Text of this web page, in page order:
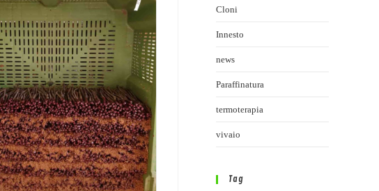
Cloni
Innesto
news
Paraffinatura
termoterapia
vivaio
Tag